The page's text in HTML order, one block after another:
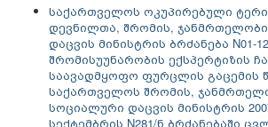
საქართველოს ოკუპირებული
დევნილთა, შრომის,
დაცვის მინისტრის ბრძანება N01-
შრომისუუნარობის ექსპერტიზის
საავადმყოფო ფურცლის გაცემის
საქართველოს შრომის,
სოციალური დაცვის მინისტრის
სექტემბრის N281/ნ ბრძანებაში